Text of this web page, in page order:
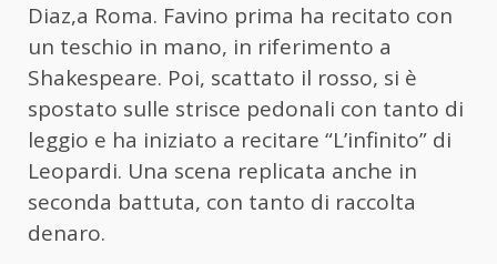
Diaz,a Roma. Favino prima ha recitato con
un teschio in mano, in riferimento a
Shakespeare. Poi, scattato il rosso, si è
spostato sulle strisce pedonali con tanto di
leggio e ha iniziato a recitare “L’infinito” di
Leopardi. Una scena replicata anche in
seconda battuta, con tanto di raccolta
denaro.